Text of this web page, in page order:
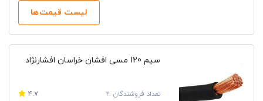
لیست قیمت‌ها
سیم 120 مسی افشان خراسان افشارنژاد
تعداد فروشندگان :2 4.7